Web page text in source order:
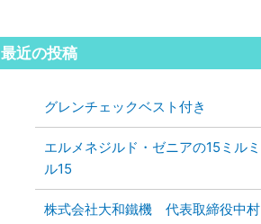
最近の投稿
グレンチェックベスト付き
エルメネジルド・ゼニアの15ミルミ
ル15
株式会社大和鐵機 代表取締役中村